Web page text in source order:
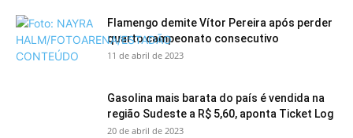
Flamengo demite Vítor Pereira após perder
quarto campeonato consecutivo
11 de abril de 2023
Gasolina mais barata do país é vendida na
região Sudeste a R$ 5,60, aponta Ticket Log
20 de abril de 2023